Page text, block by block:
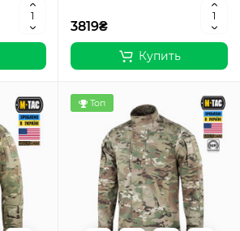
3819₴
Купить
Топ